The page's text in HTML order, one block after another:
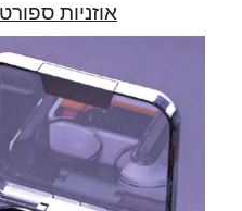
אוזניות